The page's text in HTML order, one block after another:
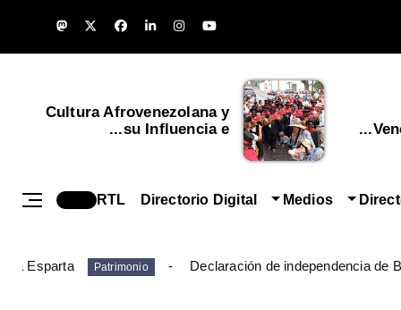
Cultura Afrovenezolana y
su Influencia e...
Medios
Directorio Digital
RTL
Declaración de independencia de
Patrimonio
Esparta